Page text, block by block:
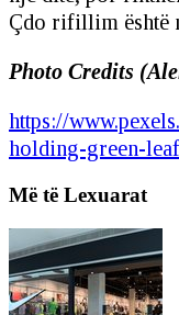
Çdo rifillim është
Photo Credits
https://
holding-green-
Më të Lexuarat